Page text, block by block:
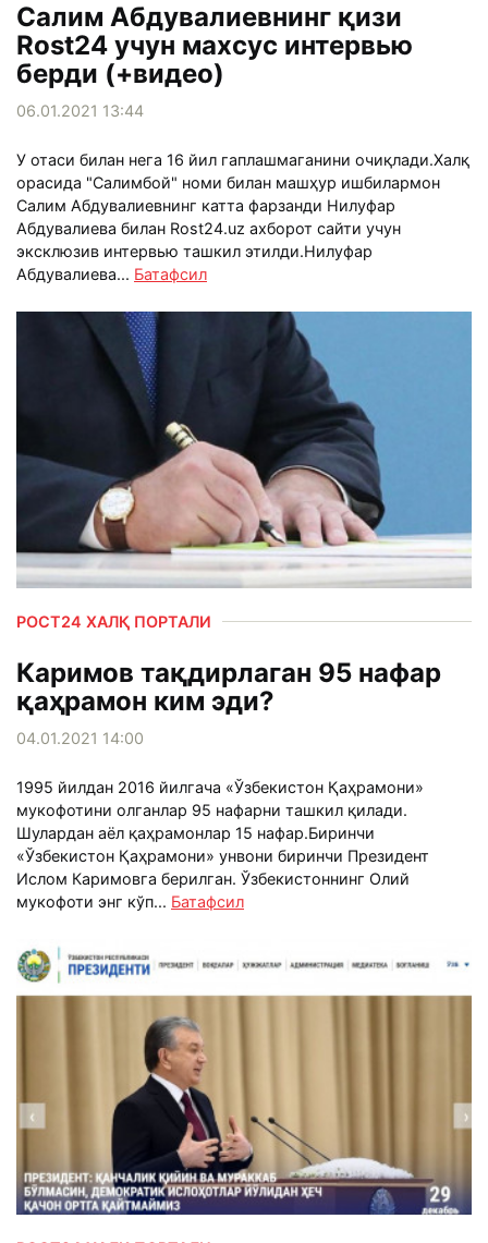
Салим Абдувалиевнинг қизи
Rost24 учун махсус интервью
берди (+видео)
06.01.2021 13:44
У отаси билан нега 16 йил гаплашмаганини очиқлади.Халқ
орасида "Салимбой" номи билан машҳур ишбилармон
Салим Абдувалиевнинг катта фарзанди Нилуфар
Абдувалиева билан Rost24.uz ахборот сайти учун
эксклюзив интервью ташкил этилди.Нилуфар
Абдувалиева... Батафсил
РОСТ24 ХАЛҚ ПОРТАЛИ
Каримов тақдирлаган 95 нафар
қаҳрамон ким эди?
04.01.2021 14:00
1995 йилдан 2016 йилгача «Ўзбекистон Қаҳрамони»
мукофотини олганлар 95 нафарни ташкил қилади.
Шулардан аёл қаҳрамонлар 15 нафар.Биринчи
«Ўзбекистон Қаҳрамони» унвони биринчи Президент
Ислом Каримовга берилган. Ўзбекистоннинг Олий
мукофоти энг кўп... Батафсил